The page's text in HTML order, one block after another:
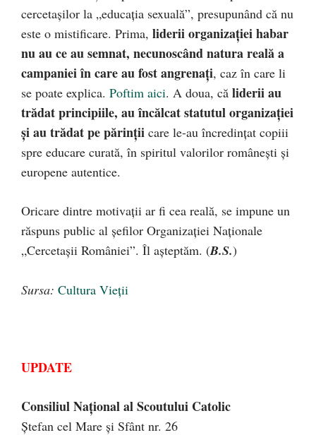
cercetașilor la „educația sexuală”, presupunând că nu
este o mistificare. Prima, liderii organizației habar
nu au ce au semnat, necunoscând natura reală a
campaniei în care au fost angrenați, caz în care li
se poate explica. Poftim aici. A doua, că liderii au
trădat principiile, au încălcat statutul organizației
și au trădat pe părinții care le-au încredințat copiii
spre educare curată, în spiritul valorilor românești și
europene autentice.
Oricare dintre motivații ar fi cea reală, se impune un
răspuns public al șefilor Organizației Naționale
„Cercetașii României”. Îl așteptăm. (B.S.)
Sursa: Cultura Vieţii
UPDATE
Consiliul Naţional al Scoutului Catolic
Ştefan cel Mare şi Sfânt nr. 26